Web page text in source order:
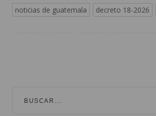
noticias de guatemala
decreto 18-2026